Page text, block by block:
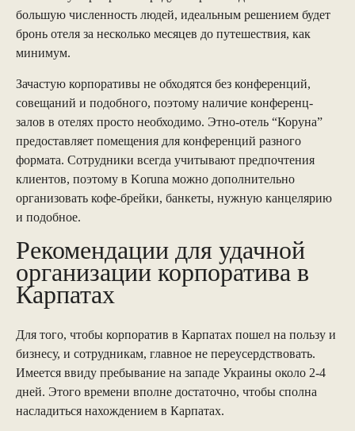
большую численность людей, идеальным решением будет
бронь отеля за несколько месяцев до путешествия, как
минимум.
Зачастую корпоративы не обходятся без конференций,
совещаний и подобного, поэтому наличие конференц-
залов в отелях просто необходимо. Этно-отель “Коруна”
предоставляет помещения для конференций разного
формата. Сотрудники всегда учитывают предпочтения
клиентов, поэтому в Koruna можно дополнительно
организовать кофе-брейки, банкеты, нужную канцелярию
и подобное.
Рекомендации для удачной
организации корпоратива в
Карпатах
Для того, чтобы корпоратив в Карпатах пошел на пользу и
бизнесу, и сотрудникам, главное не переусердствовать.
Имеется ввиду пребывание на западе Украины около 2-4
дней. Этого времени вполне достаточно, чтобы сполна
насладиться нахождением в Карпатах.